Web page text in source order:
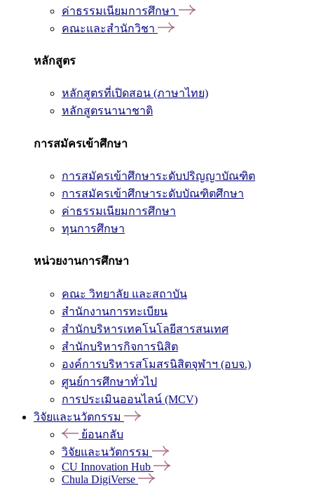
ค่าธรรมเนียมการศึกษา
คณะและสำนักวิชา
หลักสูตร
หลักสูตรที่เปิดสอน (ภาษาไทย)
หลักสูตรนานาชาติ
การสมัครเข้าศึกษา
การสมัครเข้าศึกษาระดับปริญญาบัณฑิต
การสมัครเข้าศึกษาระดับบัณฑิตศึกษา
ค่าธรรมเนียมการศึกษา
ทุนการศึกษา
หน่วยงานการศึกษา
คณะ วิทยาลัย และสถาบัน
สำนักงานการทะเบียน
สำนักบริหารเทคโนโลยีสารสนเทศ
สำนักบริหารกิจการนิสิต
องค์การบริหารสโมสรนิสิตจุฬาฯ (อบจ.)
ศูนย์การศึกษาทั่วไป
การประเมินออนไลน์ (MCV)
วิจัยและนวัตกรรม
ย้อนกลับ
วิจัยและนวัตกรรม
CU Innovation Hub
Chula DigiVerse